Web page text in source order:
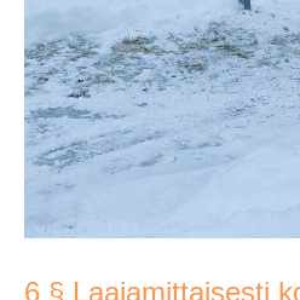
6 § Laajamittaisesti